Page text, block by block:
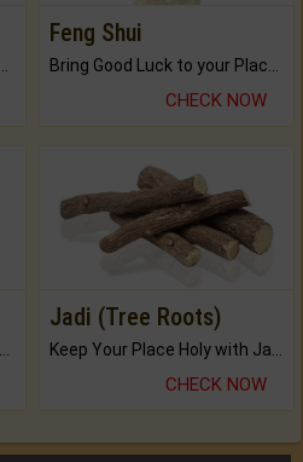
Feng Shui
CHECK NOW
Jadi (Tree Roots)
CHECK NOW